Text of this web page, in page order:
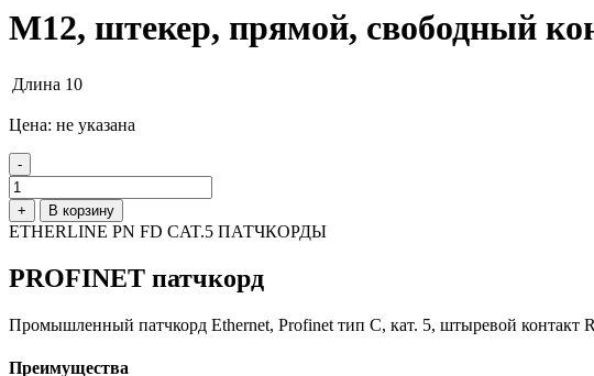
М12, штекер, прямой, свободный
Длина 10
Цена: не указана
-
+ В корзину
ETHERLINE PN FD CAT.5 ПАТЧКОРДЫ
PROFINET патчкорд
Промышленный патчкорд Ethernet, Profinet тип C, кат. 5, штыревой контакт
Преимущества